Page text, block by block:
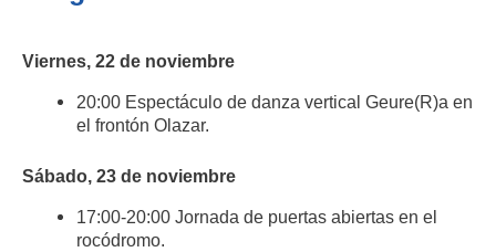
Viernes, 22 de noviembre
20:00 Espectáculo de danza vertical Geure(R)a en
el frontón Olazar.
Sábado, 23 de noviembre
17:00-20:00 Jornada de puertas abiertas en el
rocódromo.